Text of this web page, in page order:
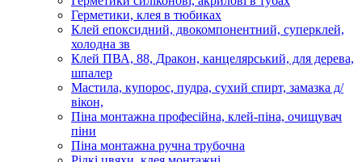
Герметики, клея в тюбиках
Клей епоксидний, двокомпонентний, суперклей,
холодна зв
Клей ПВА, 88, Дракон, канцелярський, для дерева,
шпалер
Мастила, купорос, пудра, сухий спирт, замазка д/
вікон,
Піна монтажна професійна, клей-піна, очищувач
піни
Піна монтажна ручна трубочна